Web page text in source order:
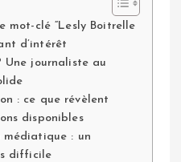
mot-clé “Lesly Boitrelle
d’intérêt
Une journaliste au
: ce que révèlent
disponibles
: un
difficile